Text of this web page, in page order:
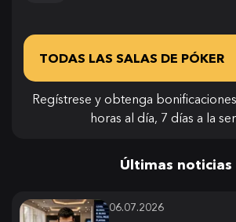
TODAS LAS SALAS DE PÓKER
Regístrese y obtenga
horas al día, 7 días a la
Últimas noticias
06.07.2026